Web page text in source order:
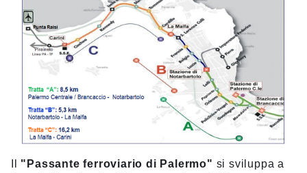
"Passante ferroviario di Palermo" si sviluppa a